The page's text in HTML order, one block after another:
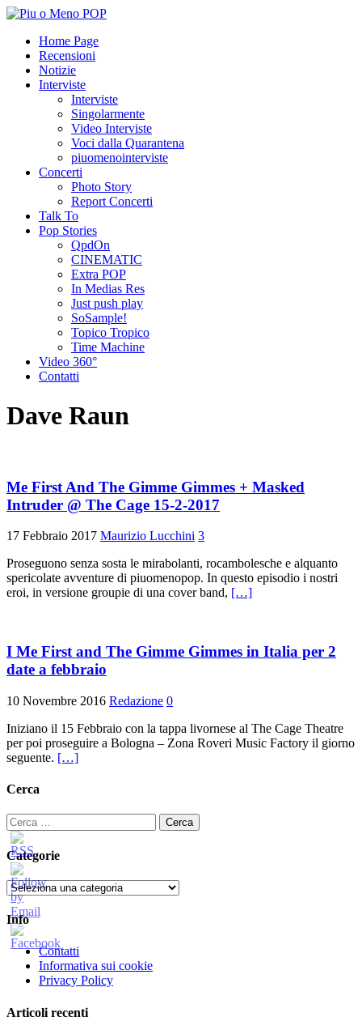
Home Page
Recensioni
Notizie
Interviste
Interviste
Singolarmente
Video Interviste
Voci dalla Quarantena
piuomenointerviste
Concerti
Photo Story
Report Concerti
Talk To
Pop Stories
QpdOn
CINEMATIC
Extra POP
In Medias Res
Just push play
SoSample!
Topico Tropico
Time Machine
Video 360°
Contatti
Dave Raun
Me First And The Gimme Gimmes + Masked
Intruder @ The Cage 15-2-2017
17 Febbraio 2017 Maurizio Lucchini 3
Proseguono senza sosta le mirabolanti, rocambolesche e alquanto
spericolate avventure di piuomenopop. In questo episodio i nostri
eroi, in versione groupie di una cover band, […]
I Me First and The Gimme Gimmes in Italia per 2
date a febbraio
10 Novembre 2016 Redazione 0
Iniziano il 15 Febbraio con la tappa livornese al The Cage Theatre
per poi proseguire a Bologna – Zona Roveri Music Factory il giorno
seguente. […]
Cerca
Ricerca
per:
Categorie
Categorie
Info
Contatti
Informativa sui cookie
Privacy Policy
Articoli recenti